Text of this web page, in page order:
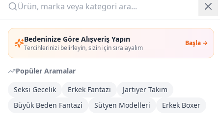
Bedeninize Göre Alışveriş Yapın
Tercihlerinizi belirleyin, sizin için sıralayalım
Başla →
Popüler Aramalar
Seksi Gecelik
Erkek Fantazi
Jartiyer Takım
Büyük Beden Fantazi
Sütyen Modelleri Erkek Boxer
Giriş Yap
Üye Ol
Adet:
Sepete Ekle
Şimdi Al
DHL Kargoya Teslim
Bugün kargoda( 4 saat 8 dk )